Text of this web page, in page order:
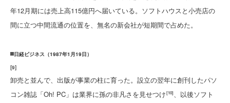
年12月期には売上高115億円へ届いている。ソフトハウスと小売店の
間に立つ中間流通の位置を、無名の新会社が短期間で占めた。
日経ビジネス（1987年1月19日）
[9]
卸売と並んで、出版が事業の柱に育った。設立の翌年に創刊したパソ
コン雑誌「Oh! PC」は業界に孫の非凡さを見せつけ[10]、以後ソフト